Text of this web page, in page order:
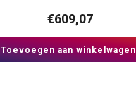
€609,07
Toevoegen aan winkelwagen